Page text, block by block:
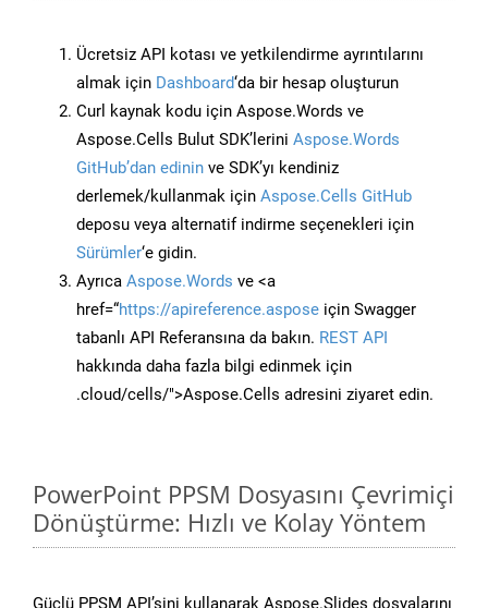
Ücretsiz API kotası ve yetkilendirme ayrıntılarını
almak için Dashboard‘da bir hesap oluşturun
Curl kaynak kodu için Aspose.Words ve
Aspose.Cells Bulut SDK’lerini Aspose.Words
GitHub’dan edinin ve SDK’yı kendiniz
derlemek/kullanmak için Aspose.Cells GitHub
deposu veya alternatif indirme seçenekleri için
Sürümler‘e gidin.
Ayrıca Aspose.Words ve <a
href=“https://apireference.aspose için Swagger
tabanlı API Referansına da bakın. REST API
hakkında daha fazla bilgi edinmek için
.cloud/cells/">Aspose.Cells adresini ziyaret edin.
PowerPoint PPSM Dosyasını Çevrimiçi
Dönüştürme: Hızlı ve Kolay Yöntem
Güçlü PPSM API’sini kullanarak Aspose.Slides dosyalarını